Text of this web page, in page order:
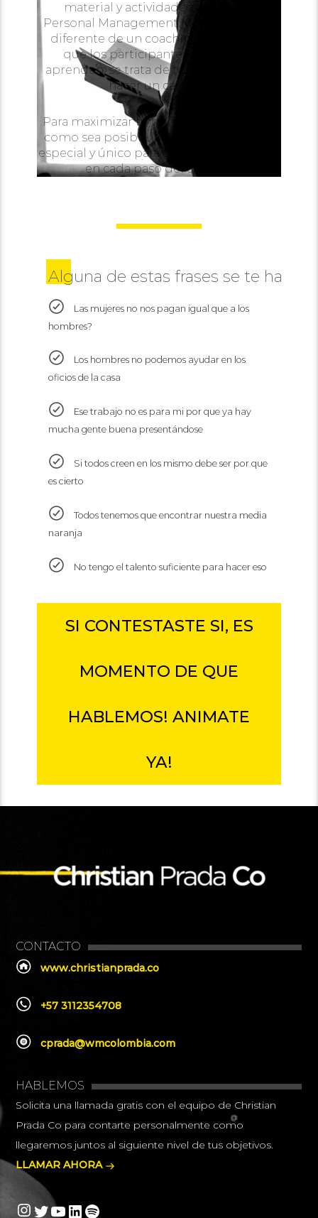
material y actividades del FireFit
Personal Management Method. Esto es
diferente de un coaching típico en el
que los participantes escuchan y
aprenden; se trata de tomar medidas y
hacer un cambio.
Para maximizar tu transformación tanto
como sea posible, hemos reunido algo
especial y único para guiar a los coachees
en cada paso del camino.
Alguna de estas frases se te hace
Las mujeres no nos pagan igual que a los
hombres?
Los hombres no podemos ayudar en los
oficios de la casa
Ese trabajo no es para mi por que ya hay
mucha gente buena presentándose
Si todos creen en los mismo debe ser por que
es cierto
Todos tenemos que encontrar nuestra media
naranja
No tengo el talento suficiente para hacer eso
SI CONTESTASTE SI, ES
MOMENTO DE QUE
HABLEMOS! ANIMATE
YA!
CONTACTO
www.christianprada.co
+57 3112354708
cprada@wmcolombia.com
HABLEMOS
Solicita una llamada gratis con el equipo de Christian
Prada Co para contarte personalmente como
llegaremos juntos al siguiente nivel de tus objetivos.
LLAMAR AHORA
Instagram
Twitter
YouTube
LinkedIn
Spotify